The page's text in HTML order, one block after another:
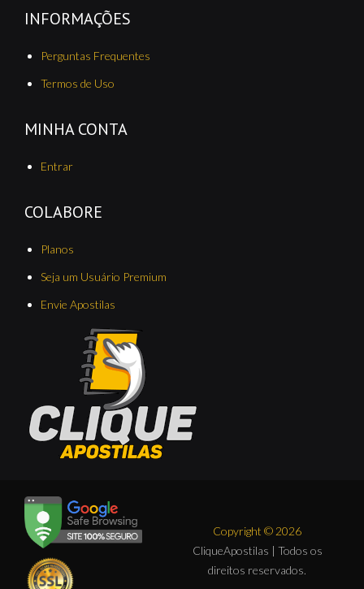
INFORMAÇÕES
Perguntas Frequentes
Termos de Uso
MINHA CONTA
Entrar
COLABORE
Planos
Seja um Usuário Premium
Envie Apostilas
Copyright © 2026
CliqueApostilas | Todos os
direitos reservados.